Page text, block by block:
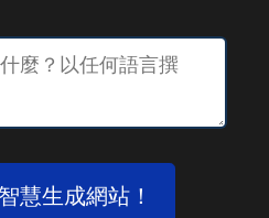
慧生成網站！